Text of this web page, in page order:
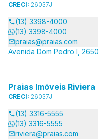
CRECI: 26037J
(13) 3398-4000
(13) 3398-4000
praias@praias.com
Avenida Dom Pedro I,
Praias Imóveis Riviera
CRECI: 26037J
(13) 3316-5555
(13) 3316-5555
riviera@praias.com